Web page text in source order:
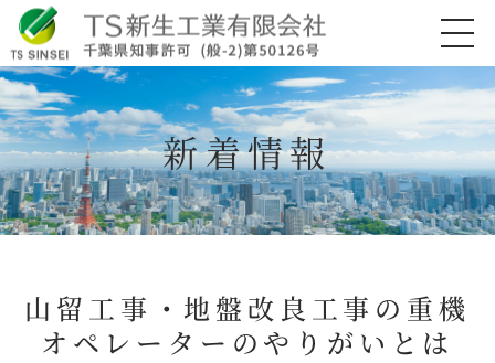
新着情報
山留工事・地盤改良工事の重機
オペレーターのやりがいとは